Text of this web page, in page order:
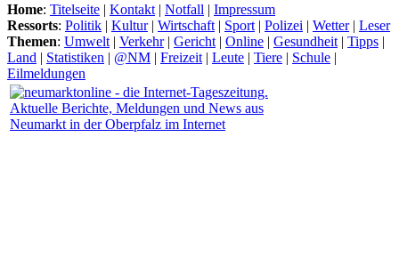
Home: Titelseite | Kontakt | Notfall | Impressum
Ressorts: Politik | Kultur| Wirtschaft | Sport | Polizei | Wetter| Leser
Themen: Umwelt | Verkehr| Gericht | Online | Gesundheit | Tipps |
Land | Statistiken | @NM | Freizeit | Leute | Tiere | Schule |
Eilmeldungen